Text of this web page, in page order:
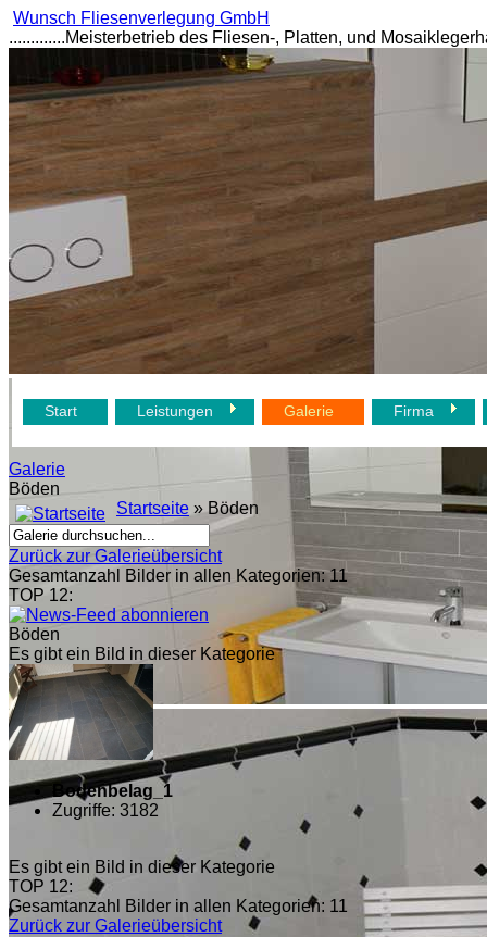
Wunsch Fliesenverlegung GmbH
.............Meisterbetrieb des Fliesen-, Platten, und
Start Leistungen Galerie Firma
Galerie
Böden
Startseite » Böden
Zurück zur Galerieübersicht
Gesamtanzahl Bilder in allen Kategorien: 11
TOP 12:
Böden
Es gibt ein Bild in dieser Kategorie
Bodenbelag_1
Zugriffe: 3182
Es gibt ein Bild in dieser Kategorie
TOP 12:
Gesamtanzahl Bilder in allen Kategorien: 11
Zurück zur Galerieübersicht